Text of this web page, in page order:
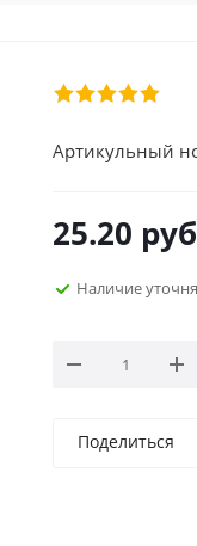
Артикульный
25.20
Наличие
Поделиться